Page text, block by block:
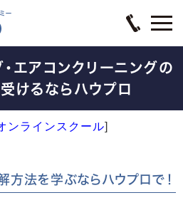
エアコンクリーニングの
けるならハウプロ
ラインスクール]
方法を学ぶならハウプロで！